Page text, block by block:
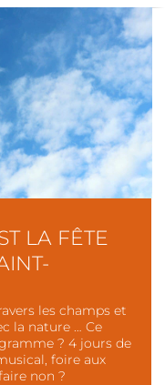
LA FÊTE
les champs et
la nature … Ce
? 4 jours de
foire aux
non ?